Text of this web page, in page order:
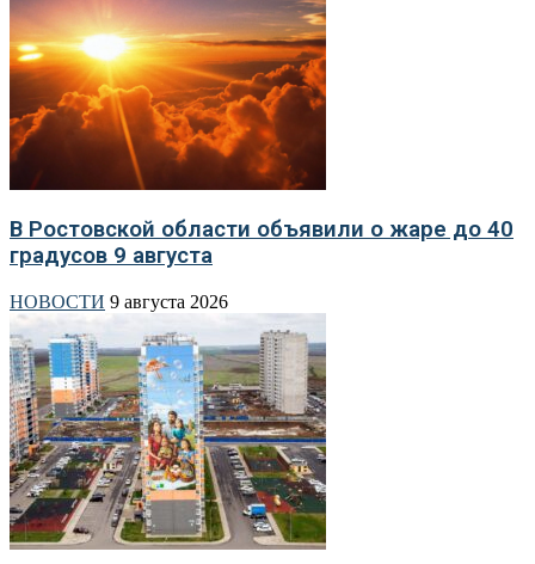
В Ростовской области объявили о жаре до 40
градусов 9 августа
НОВОСТИ 9 августа 2026